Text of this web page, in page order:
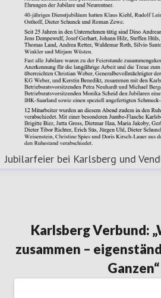
Jubilarfeier bei Karlsberg und
Karlsberg Verbund:
zusammen –
Ganzen“